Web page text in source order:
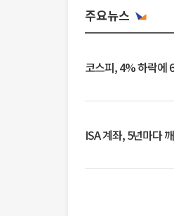
주요뉴스
코스피, 4% 하락에
ISA 계좌, 5년마다